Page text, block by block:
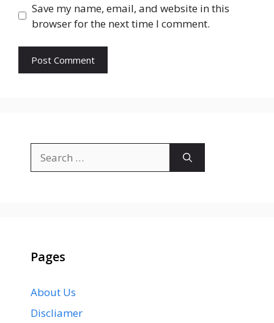
Save my name, email, and website in this
browser for the next time I comment.
for:
Pages
About Us
Discliamer